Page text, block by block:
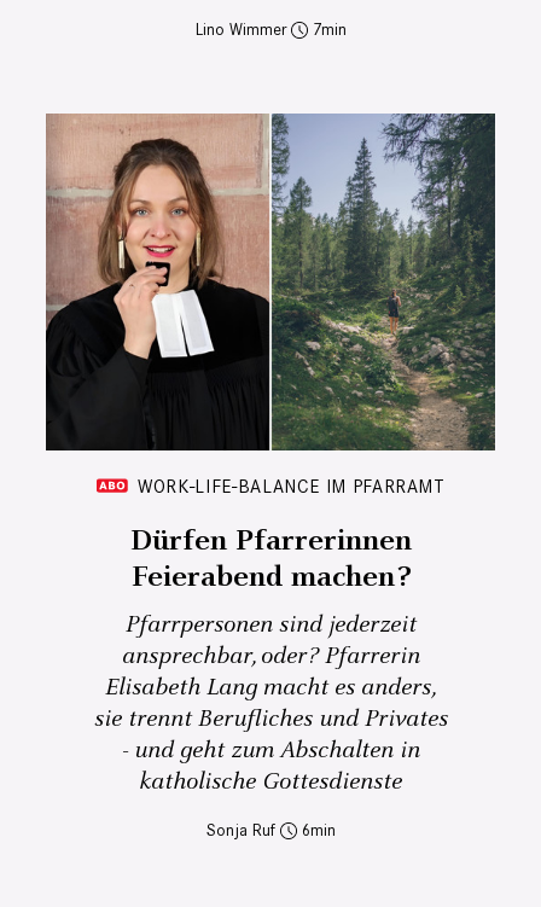
Lino Wimmer 7
WORK-LIFE-BALANCE IM PFARRAMT
Dürfen Pfarrerinnen
Feierabend machen?
Pfarrpersonen sind jederzeit
ansprechbar, oder? Pfarrerin
Elisabeth Lang macht es anders,
sie trennt Berufliches und Privates
- und geht zum Abschalten in
katholische Gottesdienste
Sonja Ruf 6